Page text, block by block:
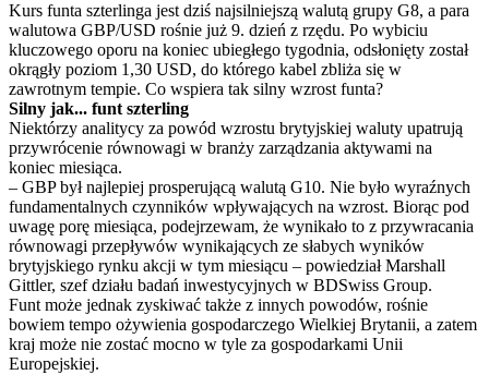
Kurs funta szterlinga jest dziś najsilniejszą walutą grupy G8, a para
walutowa GBP/USD rośnie już 9. dzień z rzędu. Po wybiciu
kluczowego oporu na koniec ubiegłego tygodnia, odsłonięty został
okrągły poziom 1,30 USD, do którego kabel zbliża się w
zawrotnym tempie. Co wspiera tak silny wzrost funta?
Silny jak... funt szterling
Niektórzy analitycy za powód wzrostu brytyjskiej waluty upatrują
przywrócenie równowagi w branży zarządzania aktywami na
koniec miesiąca.
– GBP był najlepiej prosperującą walutą G10. Nie było wyraźnych
fundamentalnych czynników wpływających na wzrost. Biorąc pod
uwagę porę miesiąca, podejrzewam, że wynikało to z przywracania
równowagi przepływów wynikających ze słabych wyników
brytyjskiego rynku akcji w tym miesiącu – powiedział Marshall
Gittler, szef działu badań inwestycyjnych w BDSwiss Group.
Funt może jednak zyskiwać także z innych powodów, rośnie
bowiem tempo ożywienia gospodarczego Wielkiej Brytanii, a zatem
kraj może nie zostać mocno w tyle za gospodarkami Unii
Europejskiej.